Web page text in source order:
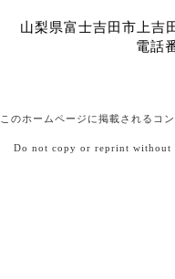
４．開示等
案件紹介希
人は、案
の停止、な
示を、当
ご請求方法
山梨県富士吉田市上
電話
このホームページに掲載されるコ
Do not copy or reprint without